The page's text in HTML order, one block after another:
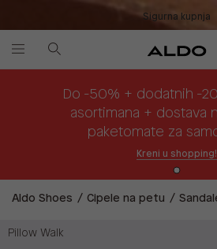
Sigurna kupnja
Do -50% + dodatnih -
asortimana + dostava
paketomate za
Kreni u shopping!
Aldo Shoes Cipele na petu
Pillow Walk